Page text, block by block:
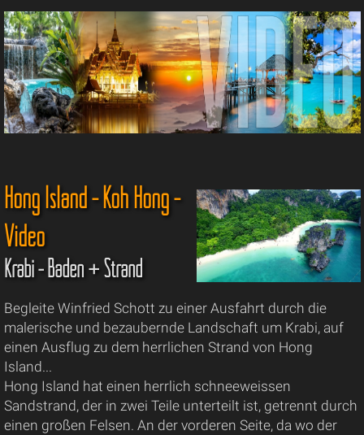
Hong Island - Koh Hong -
Video
Krabi - Baden + Strand
Begleite Winfried Schott zu einer Ausfahrt durch die
malerische und bezaubernde Landschaft um Krabi, auf
einen Ausflug zu dem herrlichen Strand von Hong
Island...
Hong Island hat einen herrlich schneeweissen
Sandstrand, der in zwei Teile unterteilt ist, getrennt durch
einen großen Felsen. An der vorderen Seite, da wo der